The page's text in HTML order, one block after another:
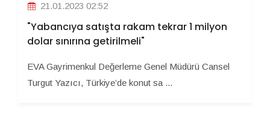
21.01.2023 02:52
"Yabancıya satışta rakam tekrar 1 milyon
dolar sınırına getirilmeli"
EVA Gayrimenkul Değerleme Genel Müdürü Cansel
Turgut Yazıcı, Türkiye’de konut sa ...